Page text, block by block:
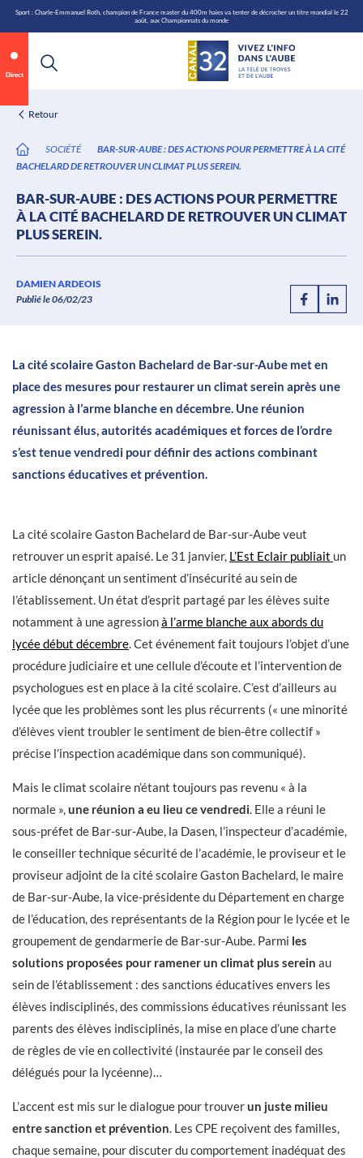
Aller
au
contenu
Sport : Charle-Emmanuel Roth, champion de France master du 400m haies va tenter de décrocher un titre mondial le 22
août, aux Championnats du monde
Direct
Retour
SOCIÉTÉ
BAR-SUR-AUBE : DES ACTIONS POUR PERMETTRE À LA CITÉ
BACHELARD DE RETROUVER UN CLIMAT PLUS SEREIN.
BAR-SUR-AUBE : DES ACTIONS POUR PERMETTRE
À LA CITÉ BACHELARD DE RETROUVER UN CLIMAT
PLUS SEREIN.
DAMIEN ARDEOIS
Publié le 06/02/23
0:05 / 0:12
La cité scolaire Gaston Bachelard de Bar-sur-Aube met en
place des mesures pour restaurer un climat serein après une
agression à l’arme blanche en décembre. Une réunion
réunissant élus, autorités académiques et forces de l’ordre
s’est tenue vendredi pour définir des actions combinant
sanctions éducatives et prévention.
La cité scolaire Gaston Bachelard de Bar-sur-Aube veut
retrouver un esprit apaisé. Le 31 janvier, L’Est Eclair publiait un
article dénonçant un sentiment d’insécurité au sein de
l’établissement. Un état d’esprit partagé par les élèves suite
notamment à une agressionà l’arme blanche aux abords du
lycée début décembre. Cet événement fait toujours l’objet d’une
procédure judiciaire et une cellule d’écoute et l’intervention de
psychologues est en place à la cité scolaire. C’est d’ailleurs au
lycée que les problèmes sont les plus récurrents (« une minorité
d’élèves vient troubler le sentiment de bien-être collectif »
précise l’inspection académique dans son communiqué).
Mais le climat scolaire n’étant toujours pas revenu « à la
normale »,une réunion a eu lieu ce vendredi. Elle a réuni le
sous-préfet de Bar-sur-Aube, la Dasen, l’inspecteur d’académie,
le conseiller technique sécurité de l’académie, le proviseur et le
proviseur adjoint de la cité scolaire Gaston Bachelard, le maire
de Bar-sur-Aube, la vice-présidente du Département en charge
de l’éducation, des représentants de la Région pour le lycée et le
groupement de gendarmerie de Bar-sur-Aube. Parmi les
solutions proposées pour ramener un climat plus serein au
sein de l’établissement : des sanctions éducatives envers les
élèves indisciplinés, des commissions éducatives réunissant les
parents des élèves indisciplinés, la mise en place d’une charte
de règles de vie en collectivité (instaurée par le conseil des
délégués pour la lycéenne)…
L’accent est mis sur le dialogue pour trouverun juste milieu
entre sanction et prévention. Les CPE reçoivent des familles,
chaque semaine, pour discuter du comportement inadéquat des